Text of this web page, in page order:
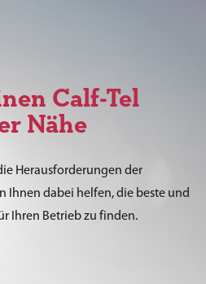
Calf-Tel
Nähe
Herausforderungen der
Ihnen dabei helfen, die beste und
Ihren Betrieb zu finden.